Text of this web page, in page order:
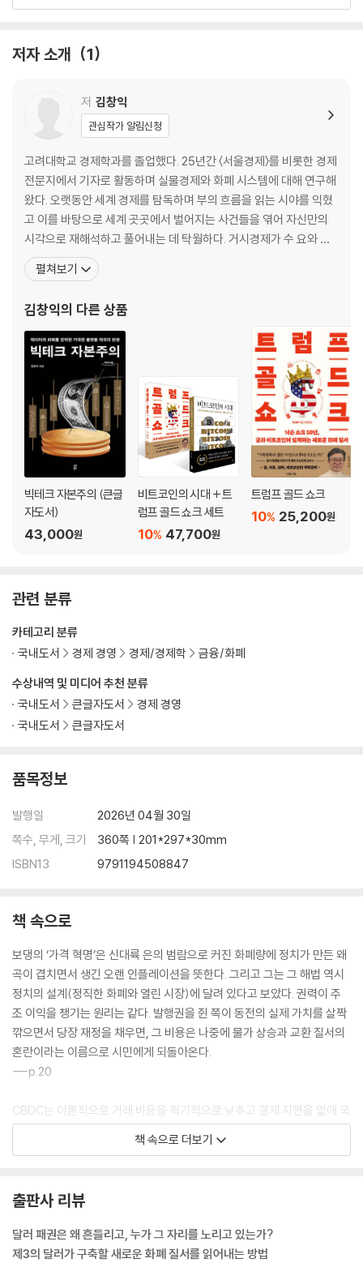
연준의 보이지 않는 돈, 그리고 진짜 돈의 메커니즘
월가: 예대마진·증권화·파생상품이라는 주조 이익
빅테크의 기술이 사용자 비용을 줄이다
3장 비트코인의 등장과 한계
비트코인은 사용자가 주조 이익을 갖는다
탄압과 편입 - 삼각동맹의 이중전략
현물 ETF와 RWA로 보는 월가의 크립토 전략
국가는 포섭, 월가는 폭격 - 빅테크의 이간계
빅테크는 왜, 어떻게 트럼프를 포섭했나
4장 스테이블코인의 제도화
빅테크가 금융에 발을 들이다
스테이블코인과 달러 패권
RWA에 감추어 놓은 월가의 온체인 패권 전략
빅테크의 전력결제가 화폐 질서를 바꾼다
5장 스테이블코인과 통화정책
스테이블코인과 연준의 통화정책
원화주권을 어떻게 지킬 것인가
비트코인인가 이더리움인가
이더리움 서사를 월가의 언어로 번역한 톰 리
참고문헌
저자 소개 1
저 김창익
관심작가 알림신청
고려대학교 경제학과를 졸업했다. 25년간 〈서울경제〉를 비롯한 경제
전문지에서 기자로 활동하며 실물경제와 화폐 시스템에 대해 연구해
왔다. 오랫동안 세계 경제를 탐독하며 부의 흐름을 읽는 시야를 익혔
고 이를 바탕으로 세계 곳곳에서 벌어지는 사건들을 엮어 자신만의
시각으로 재해석하고 풀어내는 데 탁월하다. 거시경제가 수 요와 공
급의 원칙보다 패권을 향한 인간의 본성, 즉 정치적 요인에 더 큰 영향
을 받는다는 사실에 주목하며 이를 투자에 접목해 10배의 수익률을
페인, 네덜란드, 영국에서 미국으로 옮겨간 역사적 사실에
펼쳐보기
김창익의 다른 상품
빅테크 자본주의 (큰글
자도서)
43,000원
비트코인의 시대 + 트
럼프 골드 쇼크 세트
47,700원
10%
트럼프 골드 쇼크
25,200원
10%
관련 분류
수상내역 및 미디어 추천 분류
국내도서
큰글자도서
경제 경영
국내도서
큰글자도서
카테고리 분류
국내도서
경제 경영 경제/경제학 금융/화폐
품목정보
발행일
2026년 04월 30일
쪽수, 무게, 크기
360쪽 | 201*297*30mm
ISBN13
9791194508847
책 속으로
보댕의 ‘가격 혁명’은 신대륙 은의 범람으로 커진 화폐량에 정치가 만든 왜
곡이 겹치면서 생긴 오랜 인플레이션을 뜻한다. 그리고 그는 그 해법 역시
정치의 설계(정직한 화폐와 열린 시장)에 달려 있다고 보았다. 권력이 주
조 이익을 챙기는 원리는 같다. 발행권을 쥔 쪽이 동전의 실제 가치를 살짝
깎으면서 당장 재정을 채우면, 그 비용은 나중에 물가 상승과 교환 질서의
혼란이라는 이름으로 시민에게 되돌아온다.
---p.20
CBDC는 이론적으로 거래 비용을 획기적으로 낮추고 결제 지연을 없애 국
민의 금융 편익을 높일 잠재력을 지니고 있다. 그러나 실제 설계 과정의 우
선순위는 국민의 총비용 최소화가 아닌 정부의 세수 관리 효율성과 금융기
력을 개인의 지갑 깊숙한 곳까지 직접 관철시키려 한다.
---p.62
책 속으로 더보기
출판사 리뷰
달러 패권은 왜 흔들리고, 누가 그 자리를 노리고 있는가?
제3의 달러가 구축할 새로운 화폐 질서를 읽어내는 방법